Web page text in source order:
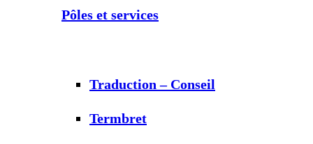
Pôles et services
Traduction – Conseil
Termbret